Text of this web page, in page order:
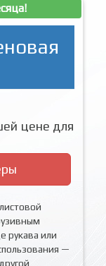
цене для
рукава или
—